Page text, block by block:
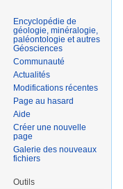
Encyclopédie de
géologie, minéralogie,
paléontologie et autres
Géosciences
Communauté
Actualités
Modifications récentes
Page au hasard
Aide
Créer une nouvelle
page
Galerie des nouveaux
fichiers
Outils